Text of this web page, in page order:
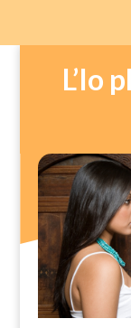
L’Io